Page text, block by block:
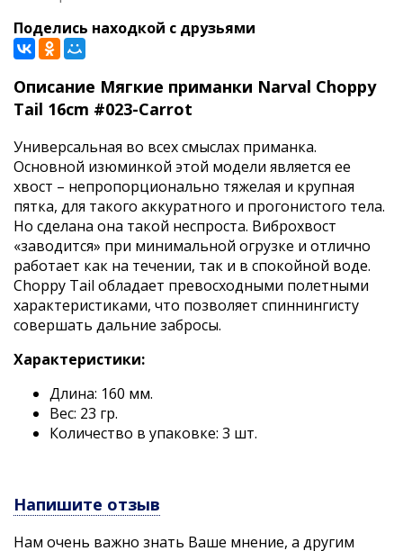
Поделись находкой с друзьями
Описание Мягкие приманки Narval Choppy
Tail 16cm #023-Carrot
Универсальная во всех смыслах приманка.
Основной изюминкой этой модели является ее
хвост – непропорционально тяжелая и крупная
пятка, для такого аккуратного и прогонистого тела.
Но сделана она такой неспроста. Виброхвост
«заводится» при минимальной огрузке и отлично
работает как на течении, так и в спокойной воде.
Choppy Tail обладает превосходными полетными
характеристиками, что позволяет спиннингисту
совершать дальние забросы.
Характеристики:
Длина: 160 мм.
Вес: 23 гр.
Количество в упаковке: 3 шт.
Напишите отзыв
Нам очень важно знать Ваше мнение, а другим